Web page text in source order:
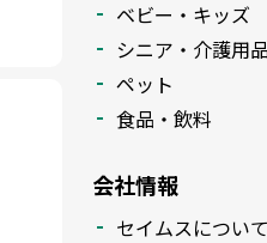
ベビー・キッズ
シニア・介護用品
ペット
食品・飲料
会社情報
セイムスについて